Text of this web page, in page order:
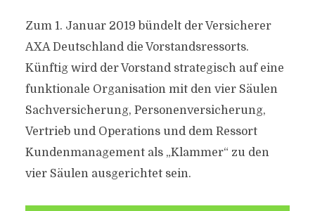
Zum 1. Januar 2019 bündelt der Versicherer
AXA Deutschland die Vorstandsressorts.
Künftig wird der Vorstand strategisch auf eine
funktionale Organisation mit den vier Säulen
Sachversicherung, Personenversicherung,
Vertrieb und Operations und dem Ressort
Kundenmanagement als „Klammer“ zu den
vier Säulen ausgerichtet sein.